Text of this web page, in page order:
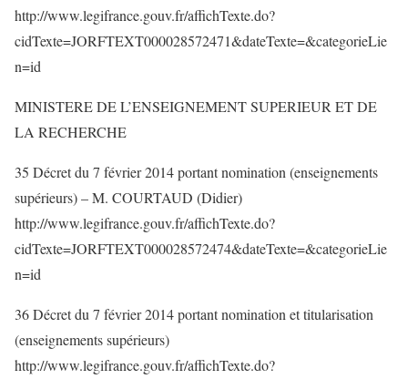
http://www.legifrance.gouv.fr/affichTexte.do?
cidTexte=JORFTEXT000028572471&dateTexte=&categorieLie
n=id
MINISTERE DE L’ENSEIGNEMENT SUPERIEUR ET DE
LA RECHERCHE
35 Décret du 7 février 2014 portant nomination (enseignements
supérieurs) – M. COURTAUD (Didier)
http://www.legifrance.gouv.fr/affichTexte.do?
cidTexte=JORFTEXT000028572474&dateTexte=&categorieLie
n=id
36 Décret du 7 février 2014 portant nomination et titularisation
(enseignements supérieurs)
http://www.legifrance.gouv.fr/affichTexte.do?